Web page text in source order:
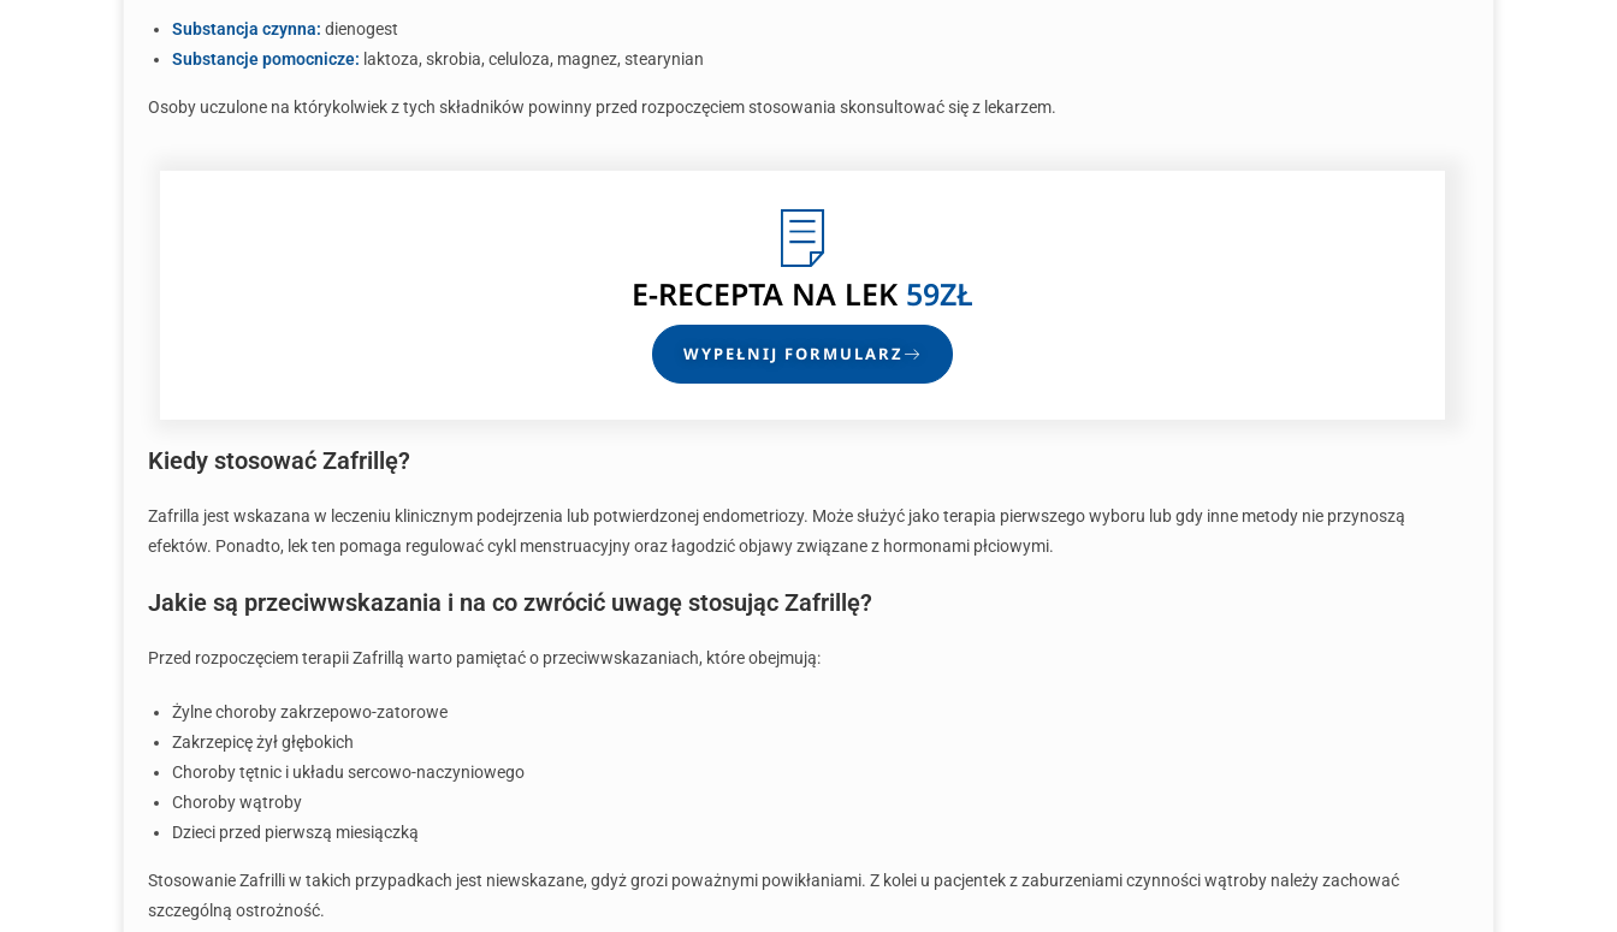
Substancja czynna: dienogest
Substancje pomocnicze: laktoza, skrobia, celuloza, magnez, stearynian
Osoby uczulone na którykolwiek z tych składników powinny przed rozpoczęciem stosowania skonsultować się z lekarzem.
E-RECEPTA NA LEK 59ZŁ
WYPEŁNIJ FORMULARZ
Kiedy stosować Zafrillę?
Zafrilla jest wskazana w leczeniu klinicznym podejrzenia lub potwierdzonej endometriozy. Może służyć jako terapia pierwszego wyboru lub gdy inne metody nie przynoszą
efektów. Ponadto, lek ten pomaga regulować cykl menstruacyjny oraz łagodzić objawy związane z hormonami płciowymi.
Jakie są przeciwwskazania i na co zwrócić uwagę stosując Zafrillę?
Przed rozpoczęciem terapii Zafrillą warto pamiętać o przeciwwskazaniach, które obejmują:
Żylne choroby zakrzepowo-zatorowe
Zakrzepicę żył głębokich
Choroby tętnic i układu sercowo-naczyniowego
Choroby wątroby
Dzieci przed pierwszą miesiączką
Stosowanie Zafrilli w takich przypadkach jest niewskazane, gdyż grozi poważnymi powikłaniami. Z kolei u pacjentek z zaburzeniami czynności wątroby należy zachować
szczególną ostrożność.